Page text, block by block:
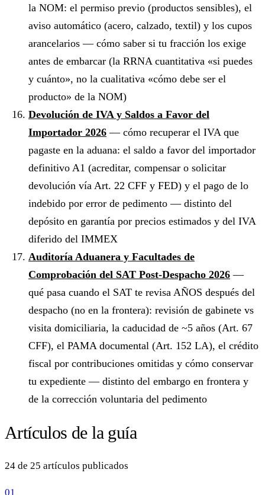
la NOM: el permiso previo (productos sensibles), el
aviso automático (acero, calzado, textil) y los cupos
arancelarios — cómo saber si tu fracción los exige
antes de embarcar (la RRNA cuantitativa «si puedes
y cuánto», no la cualitativa «cómo debe ser el
producto» de la NOM)
Devolución de IVA y Saldos a Favor del
Importador 2026 — cómo recuperar el IVA que
pagaste en la aduana: el saldo a favor del importador
definitivo A1 (acreditar, compensar o solicitar
devolución vía Art. 22 CFF y FED) y el pago de lo
indebido por error de pedimento — distinto del
depósito en garantía por precios estimados y del IVA
diferido del IMMEX
Auditoría Aduanera y Facultades de
Comprobación del SAT Post-Despacho 2026 —
qué pasa cuando el SAT te revisa AÑOS después del
despacho (no en la frontera): revisión de gabinete vs
visita domiciliaria, la caducidad de ~5 años (Art. 67
CFF), el PAMA documental (Art. 152 LA), el crédito
fiscal por contribuciones omitidas y cómo conservar
tu expediente — distinto del embargo en frontera y
de la corrección voluntaria del pedimento
Artículos de la guía
24 de 25 artículos publicados
01